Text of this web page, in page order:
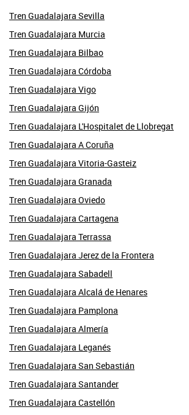
Tren Guadalajara Sevilla
Tren Guadalajara Murcia
Tren Guadalajara Bilbao
Tren Guadalajara Córdoba
Tren Guadalajara Vigo
Tren Guadalajara Gijón
Tren Guadalajara L'Hospitalet de Llobregat
Tren Guadalajara A Coruña
Tren Guadalajara Vitoria-Gasteiz
Tren Guadalajara Granada
Tren Guadalajara Oviedo
Tren Guadalajara Cartagena
Tren Guadalajara Terrassa
Tren Guadalajara Jerez de la Frontera
Tren Guadalajara Sabadell
Tren Guadalajara Alcalá de Henares
Tren Guadalajara Pamplona
Tren Guadalajara Almería
Tren Guadalajara Leganés
Tren Guadalajara San Sebastián
Tren Guadalajara Santander
Tren Guadalajara Castellón